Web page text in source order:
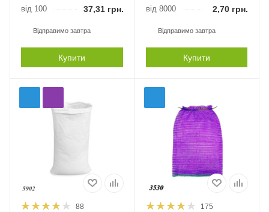
від 100 37,31 грн.
Відправимо завтра
Купити
від 8000 2,70 грн.
Відправимо завтра
Купити
88 175